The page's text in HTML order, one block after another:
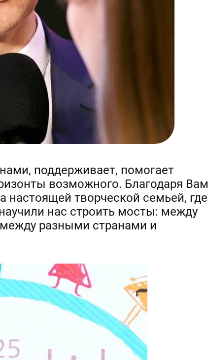
поддерживает, помогает
возможного. Благодаря Вам
настоящей творческой семьей, где
нас строить мосты: между
разными странами и